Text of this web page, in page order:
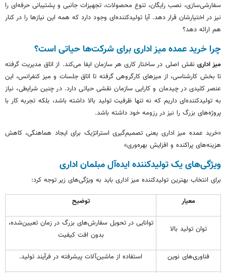
سفارشی‌سازی، نصب رایگان، تنوع محصولات، تجهیزات جانبی و پشتیبانی حرفه‌ای را
نیز در اختیارشان قرار دهد. آیا تولیدکننده‌ای وجود دارد که همه این نیازها را در کنار
هم ارائه دهد؟
چرا خرید عمده میز اداری برای شرکت‌ها حیاتی است؟
میز اداری نقش اصلی در ساختار کاری هر سازمان ایفا می‌کند. از اتاق مدیریت گرفته
تا بخش کارشناسی، از میزهای کارگروهی گرفته تا اتاق جلسات و میز کنفرانس، این
عنصر کلیدی در چیدمان و کارایی سازمان نقشی حیاتی دارد. در چنین شرایطی، نیاز
به تولیدکننده‌ای داریم که نه تنها ظرفیت تولید بالا داشته باشد، بلکه تجربه کار با
پروژه‌های بزرگ را نیز در رزومه خود داشته باشد.
«خرید عمده میز اداری یعنی تصمیم‌گیری استراتژیک برای ایجاد هماهنگی، کاهش
هزینه‌های پراکنده و افزایش بهره‌وری»
ویژگی‌های یک تولیدکننده ایده‌آل مبلمان اداری
برای انتخاب بهترین تولیدکننده میز اداری باید به ویژگی‌های زیر توجه کرد:
معیار توضیح
توان تولید بالا
توانایی در تحویل سفارش‌های بزرگ در زمان تعیین‌شده،
بدون افت کیفیت
فناوری‌های نوین استفاده از ماشین‌آلات پیشرفته در فرآیند تولید.